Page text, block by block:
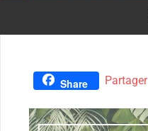
Share Partager